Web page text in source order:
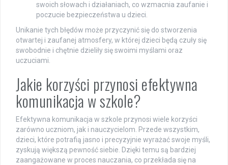
swoich słowach i działaniach, co wzmacnia zaufanie i
poczucie bezpieczeństwa u dzieci.
Unikanie tych błędów może przyczynić się do stworzenia
otwartej i zaufanej atmosfery, w której dzieci będą czuły się
swobodnie i chętnie dzieliły się swoimi myślami oraz
uczuciami.
Jakie korzyści przynosi efektywna
komunikacja w szkole?
Efektywna komunikacja w szkole przynosi wiele korzyści
zarówno uczniom, jak i nauczycielom. Przede wszystkim,
dzieci, które potrafią jasno i precyzyjnie wyrażać swoje myśli,
zyskują większą pewność siebie. Dzięki temu są bardziej
zaangażowane w proces nauczania, co przekłada się na